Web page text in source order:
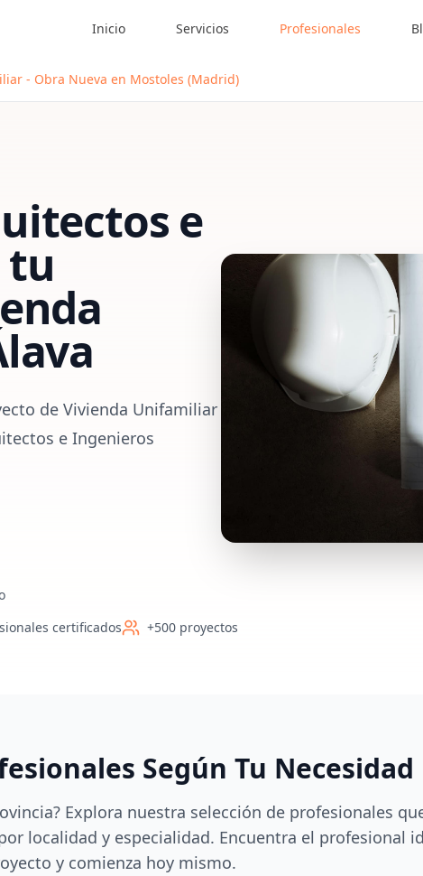
Inicio Servicios Profesionales
- Obra Nueva en Mostoles (Madrid)
e
tu
de Vivienda Unifamiliar
e Ingenieros
certificados +500 proyectos
Según Tu Necesidad
Explora nuestra selección de profesionales
localidad y especialidad. Encuentra el profesional
y comienza hoy mismo.